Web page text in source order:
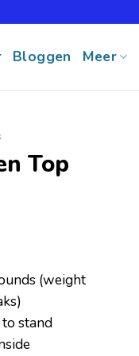
Bloggen Meer
Top
(weight
stand